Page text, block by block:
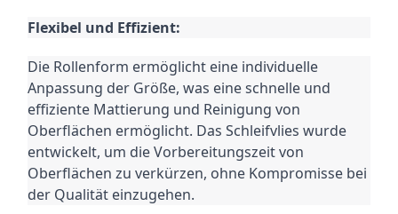
Flexibel und Effizient:
Die Rollenform ermöglicht eine individuelle
Anpassung der Größe, was eine schnelle und
effiziente Mattierung und Reinigung von
Oberflächen ermöglicht. Das Schleifvlies wurde
entwickelt, um die Vorbereitungszeit von
Oberflächen zu verkürzen, ohne Kompromisse bei
der Qualität einzugehen.